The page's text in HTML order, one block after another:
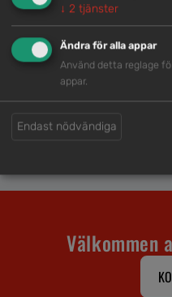
Välkommen
↓ 2 tjänster
Ändra för alla appar
Använd detta reglage
appar.
Endast nödvändiga